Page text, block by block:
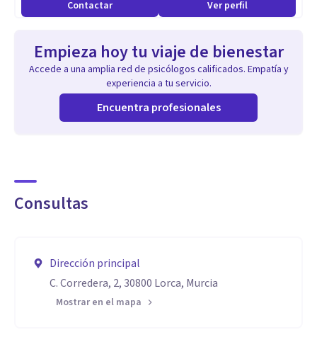
de mi especialidad.
Contactar Ver perfil
Empieza hoy tu viaje de bienestar
Accede a una amplia red de psicólogos calificados. Empatía y
experiencia a tu servicio.
Encuentra profesionales
Consultas
Dirección principal
C. Corredera, 2, 30800 Lorca, Murcia
Mostrar en el mapa